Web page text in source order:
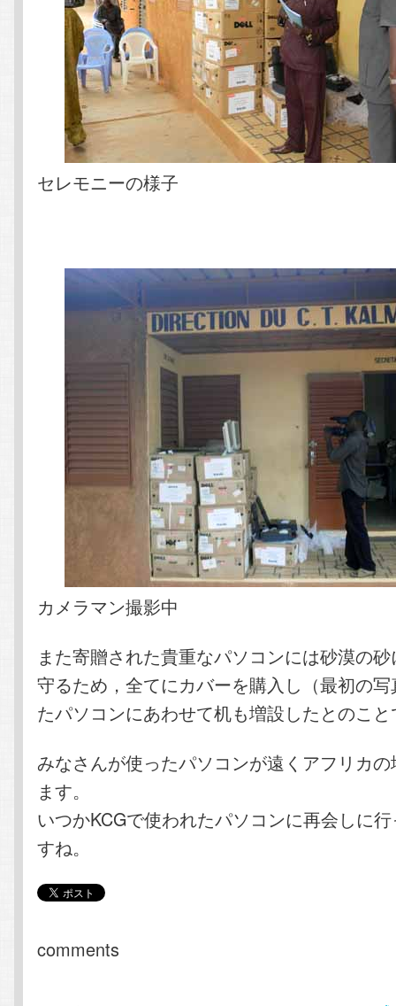
セレモニーの様子
カメラマン撮影中
また寄贈された貴重なパソコンには砂漠の
守るため，全てにカバーを購入し（最初の
たパソコンにあわせて机も増設したとのこ
みなさんが使ったパソコンが遠くアフリカ
ます。
いつかKCGで使われたパソコンに再会しに
すね。
comments